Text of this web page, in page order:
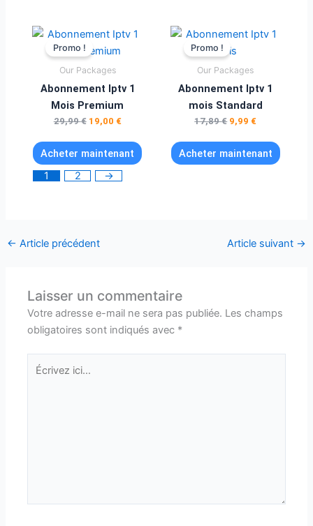
Promo !
Our Packages
Abonnement Iptv 1
Mois Premium
29,99€
Le
initial
était :
29,99 €.
19,00 €
Le
Acheter maintenant
Promo !
Our Packages
Abonnement Iptv 1
mois Standard
17,89€
Le
initial
était :
17,89 €.
9,99 €
Le
Acheter maintenant
1
2 →
← Article précédent Article suivant →
Laisser un commentaire
Votre adresse e-mail ne sera pas publiée. Les champs
obligatoires sont indiqués avec *
Écrivez
ici…